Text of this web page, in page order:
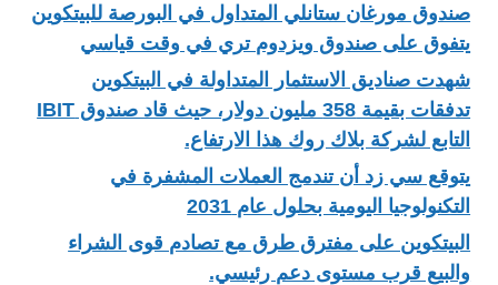
صندوق مورغان ستانلي المتداول في البورصة للبيتكوين
يتفوق على صندوق ويزدوم تري في وقت قياسي
شهدت صناديق الاستثمار المتداولة في البيتكوين
تدفقات بقيمة 358 مليون دولار، حيث قاد صندوق IBIT
التابع لشركة بلاك روك هذا الارتفاع.
يتوقع سي زد أن تندمج العملات المشفرة في
التكنولوجيا اليومية بحلول عام 2031
البيتكوين على مفترق طرق مع تصادم قوى الشراء
والبيع قرب مستوى دعم رئيسي.